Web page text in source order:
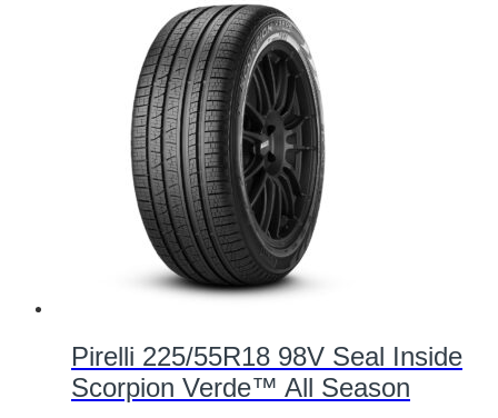
Pirelli 225/55R18 98V Seal Inside
Scorpion Verde™ All Season